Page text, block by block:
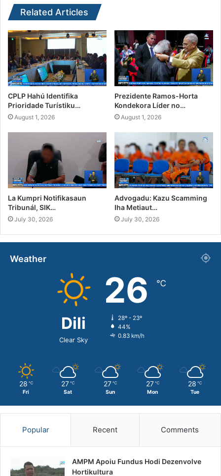
Related Articles
CPLP Hahú Identifika
Prioridade Turístiku…
August 1, 2026
Prezidente Ramos-Horta
Kondekora Líder no…
August 1, 2026
La Kumpri Notifikasaun
Tribunál, SIK…
July 30, 2026
Advogadu: Kazu Scamming
Iha Metiaut…
July 30, 2026
Weather
Dili
Clear Sky
26 ℃
28º - 23º
44%
0.83 km/h
28 ℃
Fri
27 ℃
Sat
27 ℃
Sun
27 ℃
Mon
28 ℃
Tue
Popular Recent Comments
AMPM Apoiu Fundus Hodi Dezenvolve
Hortikultura